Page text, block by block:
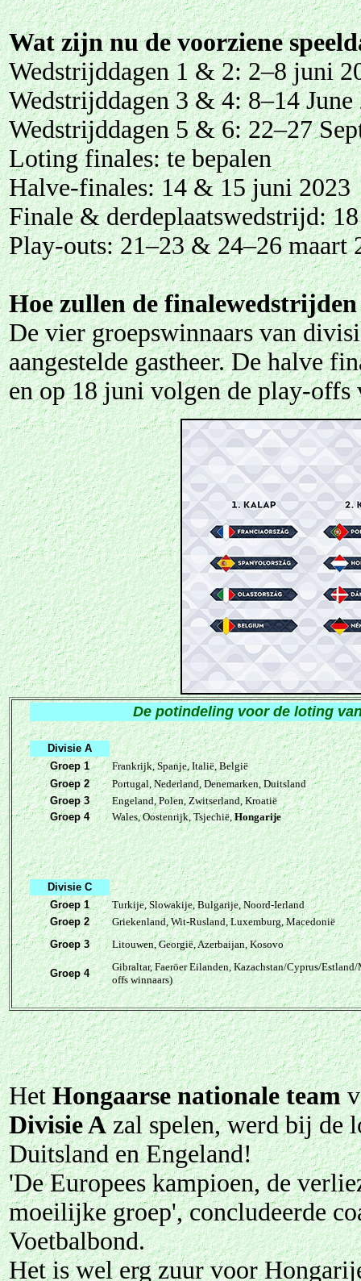
Wat zijn nu de voorziene
Wedstrijddagen 1 & 2: 2–8 juni
Wedstrijddagen 3 & 4: 8–14 June
Wedstrijddagen 5 & 6: 22–27
Loting finales: te bepalen
Halve-finales: 14 & 15 juni 2023
Finale & derdeplaatswedstrijd:
Play-outs: 21–23 & 24–26 maart
Hoe zullen de
De vier groepswinnaars van
aangestelde gastheer. De halve
en op 18 juni volgen de play-offs
De potindeling voor de loting
Divisie A
Groep 1
Frankrijk, Spanje, Italië, België
Groep 2
Portugal, Nederland, Denemarken, Duitsland
Groep 3
Engeland, Polen, Zwitserland, Kroatië
Groep 4
Wales, Oostenrijk, Tsjechië,Hongarije
Divisie C
Groep 1
Turkije, Slowakije, Bulgarije, Noord-Ierland
Groep 2
Griekenland, Wit-Rusland, Luxemburg, Macedonië
Groep 3
Litouwen, Georgië, Azerbaijan, Kosovo
Groep 4
Gibraltar, Faeröer Eilanden, Kazachstan/Cyprus/
offs winnaars)
HetHongaarse nationale team
Divisie Azal spelen, werd bij de
Duitsland en Engeland!
'De Europees kampioen, de
moeilijke groep', concludeerde
Voetbalbond.
Het is wel erg zuur voor